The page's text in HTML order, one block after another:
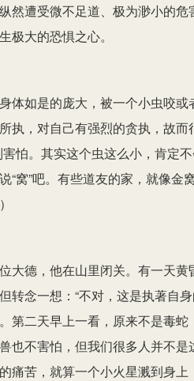
然遭受微不足道、极为渺小的
极大的恐惧之心。
体如是的庞大，被一个小虫咬
执，对自己有强烈的贪执，故
怕。其实这个虫这么小，肯定
“窝”吧。有些道友的家，就像
大德，他在山里闭关。有一天
转念一想：“不对，这是执著自
第二天早上一看，原来不是毒
也不害怕，但我们很多人并不
痛苦，就算一个小火星溅到身上